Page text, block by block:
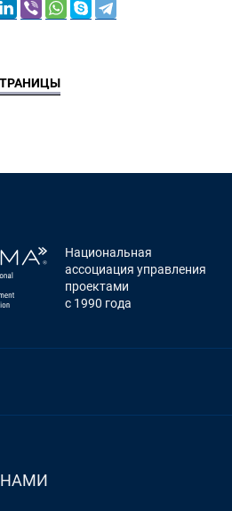
Национальная
ассоциация управления
проектами
с 1990 года
НАМИ